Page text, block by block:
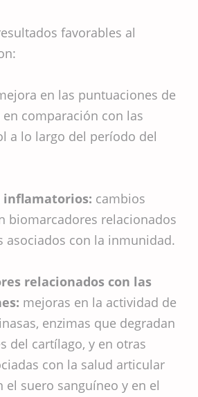
favorables al
en las puntuaciones de
comparación con las
a lo largo del período del
inflamatorios: cambios
biomarcadores relacionados
asociados con la inmunidad.
relacionados con las
mejoras en la actividad de
enzimas que degradan
del cartílago, y en otras
con la salud articular
el suero sanguíneo y en el